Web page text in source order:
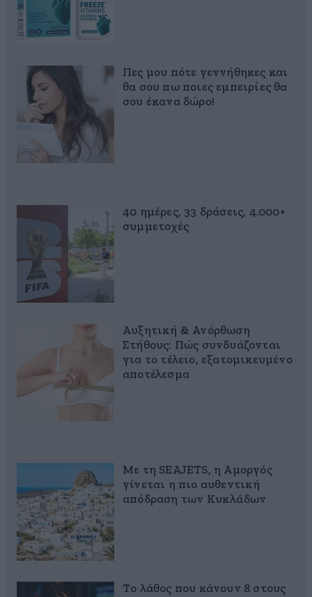
Πες μου πότε γεννήθηκες και
θα σου πω ποιες εμπειρίες θα
σου έκανα δώρο!
40 ημέρες, 33 δράσεις, 4.000+
συμμετοχές
Αυξητική & Ανόρθωση
Στήθους: Πώς συνδυάζονται
για το τέλειο, εξατομικευμένο
αποτέλεσμα
Με τη SEAJETS, η Αμοργός
γίνεται η πιο αυθεντική
απόδραση των Κυκλάδων
Το λάθος που κάνουν 8 στους